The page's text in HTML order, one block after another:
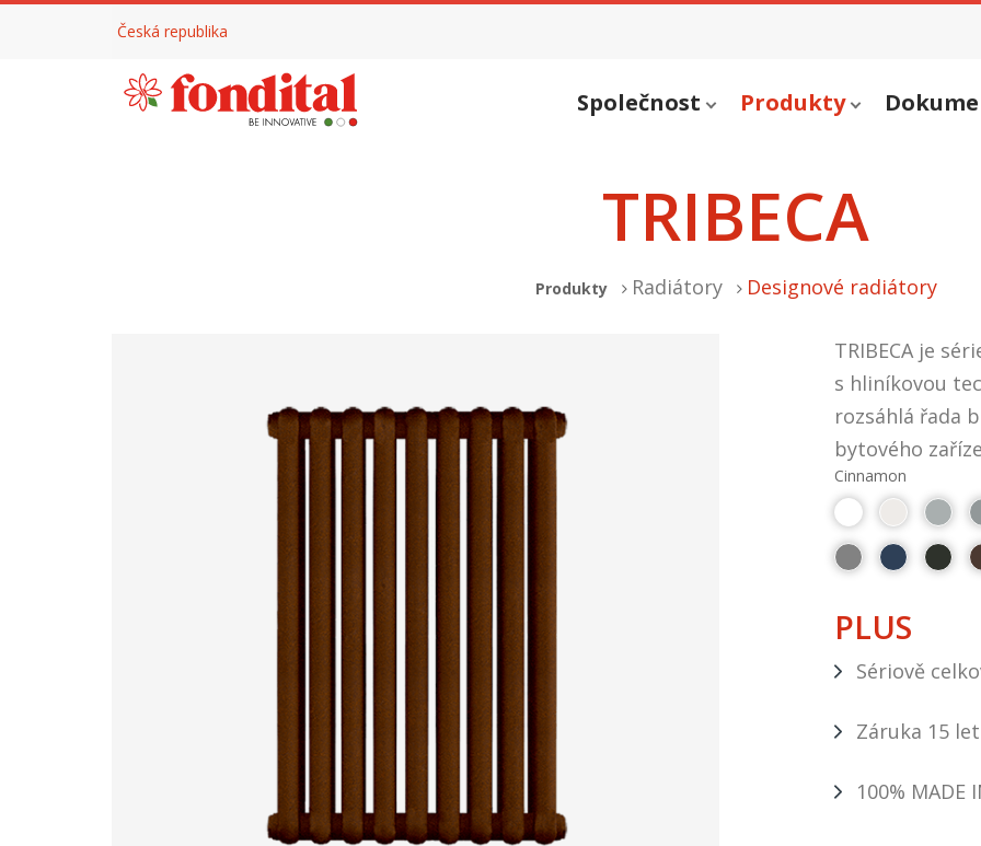
Česká republika
Společnost Produkty
TRIBECA
Produkty Radiátory Designové radiátory
TRIBECA je
s hliníkovou
rozsáhlá řada
bytového
Cinnamon
PLUS
Sériově
Záruka 15 let
100% MADE